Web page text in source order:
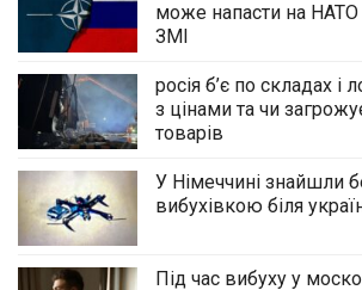
може напасти на
ЗМІ
росія б’є по складах і
з цінами та чи
товарів
У Німеччині знайшли
вибухівкою біля
Під час вибуху у